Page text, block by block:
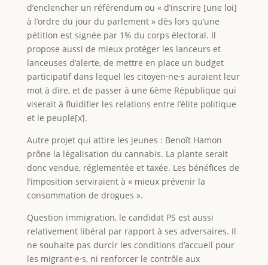
d’enclencher un référendum ou « d’inscrire [une loi]
à l’ordre du jour du parlement » dès lors qu’une
pétition est signée par 1% du corps électoral. Il
propose aussi de mieux protéger les lanceurs et
lanceuses d’alerte, de mettre en place un budget
participatif dans lequel les citoyen·ne·s auraient leur
mot à dire, et de passer à une 6ème République qui
viserait à fluidifier les relations entre l’élite politique
et le peuple[x].
Autre projet qui attire les jeunes : Benoît Hamon
prône la légalisation du cannabis. La plante serait
donc vendue, réglementée et taxée. Les bénéfices de
l’imposition serviraient à « mieux prévenir la
consommation de drogues ».
Question immigration, le candidat PS est aussi
relativement libéral par rapport à ses adversaires. Il
ne souhaite pas durcir les conditions d’accueil pour
les migrant·e·s, ni renforcer le contrôle aux